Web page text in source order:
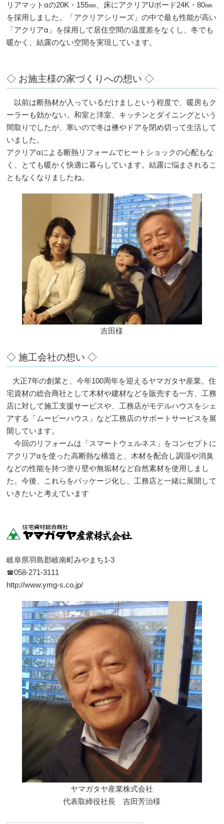
リアマットαの20K・155㎜、床にアクリアUボード24K・80㎜
を採用しました。「アクリアシリーズ」の中で最も性能が高い
「アクリアα」を採用して居住空間の温度差をなくし、冬でも
暖かく、結露のない空間を実現しています。
◇ お施主様の家づくりへの想い ◇
以前は断熱材が入っているだけましという程度で、暖房もク
ーラーも効かない。和室と洋室、キッチンとダイニングという
間取りでしたが、寒いので冬は襖やドアを閉め切って生活して
いました。
アクリアαによる断熱リフォームでヒートショックの心配もな
く、とても暖かく快適に暮らしています。結露に悩まされるこ
ともなくなりましたね。
吉田様
◇ 施工会社の想い ◇
大正7年の創業と、今年100周年を迎えるヤマガタヤ産業。住
宅資材の総合商社として木材や建材などを販売する一方、工務
店に対して施工支援サービスや、工務店がモデルハウスをシェ
アする「ムービーハウス」など工務店のサポートサービスを展
開しています。
今回のリフォームは「スマートウェルネス」をコンセプトに
アクリアαを使った高断熱な構造と、木材を配合し調湿や消臭
などの性能を持つ塗り壁や無垢材など自然素材を使用しまし
た。今後、これらをパッケージ化し、工務店と一緒に展開して
いきたいと考えています
岐阜県羽島郡岐南町みやまち1-3
☎058-271-3111
http://www.ymg-s.co.jp/
ヤマガタヤ産業株式会社
代表取締役社長 吉田芳治様